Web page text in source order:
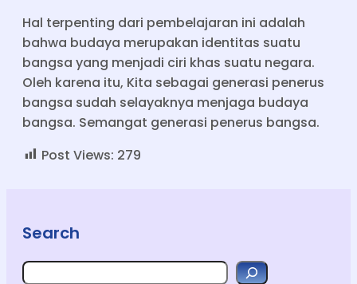
Hal terpenting dari pembelajaran ini adalah
bahwa budaya merupakan identitas suatu
bangsa yang menjadi ciri khas suatu negara.
Oleh karena itu, Kita sebagai generasi penerus
bangsa sudah selayaknya menjaga budaya
bangsa. Semangat generasi penerus bangsa.
Post Views: 279
Search
Search